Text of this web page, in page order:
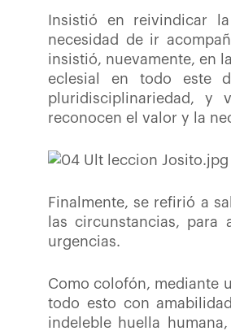
Insistió en reivindicar
necesidad de ir
insistió, nuevamente, en
eclesial en todo este
pluridisciplinariedad, y
reconocen el valor y la
Finalmente, se refirió a
las circunstancias,
urgencias.
Como colofón, mediante
todo esto con
indeleble huella